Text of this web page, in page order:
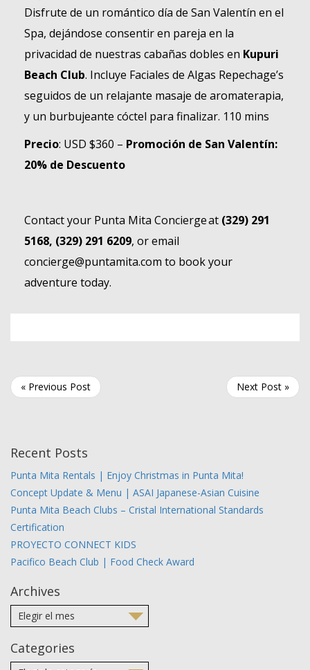
Disfrute de un romántico día de San Valentín en el
Spa, dejándose consentir en pareja en la
privacidad de nuestras cabañas dobles en Kupuri
Beach Club. Incluye Faciales de Algas Repechage’s
seguidos de un relajante masaje de aromaterapia,
y un burbujeante cóctel para finalizar. 110 mins
Precio: USD $360 – Promoción de San Valentín:
20% de Descuento
Contact your Punta Mita Concierge at (329) 291
5168, (329) 291 6209, or email
concierge@puntamita.com to book your
adventure today.
« Previous Post Next Post »
Recent Posts
Punta Mita Rentals | Enjoy Christmas in Punta Mita!
Concept Update & Menu | ASAI Japanese-Asian Cuisine
Punta Mita Beach Clubs – Cristal International Standards
Certification
PROYECTO CONNECT KIDS
Pacifico Beach Club | Food Check Award
Archives
Categories